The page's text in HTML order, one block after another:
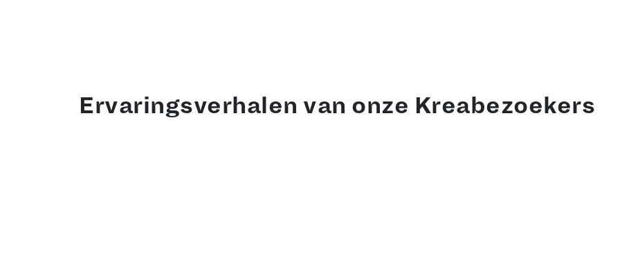
Ervaringsverhalen van onze Kreabezoekers